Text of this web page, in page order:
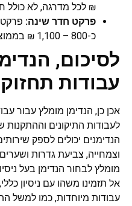
₪ לכל מדרגה, לא כולל
פרקט חדר שינה:
כ-800 – 1,100 ₪ בממוצע.
לסיכום,
עבודות
אכן כן, הנדימן מומלץ עבור
לעבודות התיקונים וההתקנות
הנדימנים יכולים לספק
וצמחייה, צביעת גדרות
מומלץ לבחור הנדימן בעל
אל תזמינו משהו עם ניסיון
עבודות מיוחדות, כמו למשל